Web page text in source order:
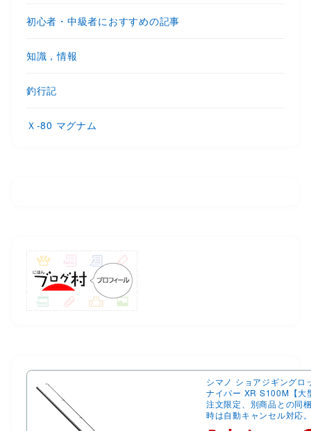
初心者・中級者におすすめの記事
知識，情報
釣行記
Ｘ-80 マグナム
シマノ ショアジギングロ
ナイパー XR S100M【大
注文限定、別商品との同
時は自動キャンセル対応